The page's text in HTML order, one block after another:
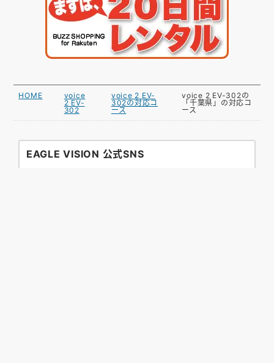
HOME
voice
2 EV-
302
voice 2 EV-
302の対応コ
ース
voice 2 EV-302の
「千葉県」の対応コ
ース
EAGLE VISION 公式SNS